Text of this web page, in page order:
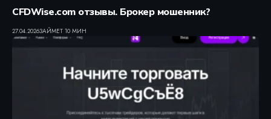
CFDWise.com отзывы. Брокер мошенник?
27.04.2026ЗАЙМЕТ 10 МИН